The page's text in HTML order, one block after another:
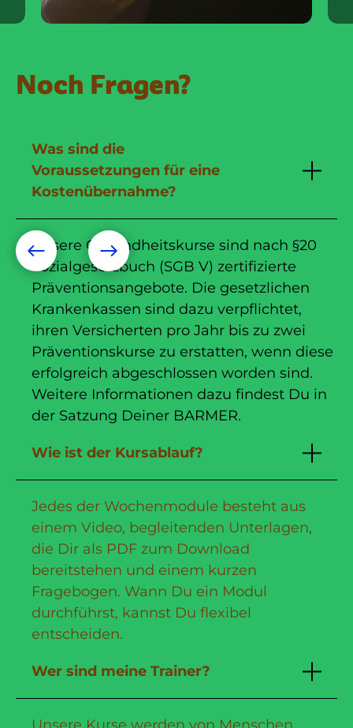
Noch Fragen?
Was sind die
Voraussetzungen für eine
Kostenübernahme?
Unsere Gesundheitskurse sind nach §20
Sozialgesetzbuch (SGB V) zertifizierte
Präventionsangebote. Die gesetzlichen
Krankenkassen sind dazu verpflichtet,
ihren Versicherten pro Jahr bis zu zwei
Präventionskurse zu erstatten, wenn diese
erfolgreich abgeschlossen worden sind.
Weitere Informationen dazu findest Du in
der Satzung Deiner BARMER.
Wie ist der Kursablauf?
Jedes der Wochenmodule besteht aus
einem Video, begleitenden Unterlagen,
die Dir als PDF zum Download
bereitstehen und einem kurzen
Fragebogen. Wann Du ein Modul
durchführst, kannst Du flexibel
entscheiden.
Wer sind meine Trainer?